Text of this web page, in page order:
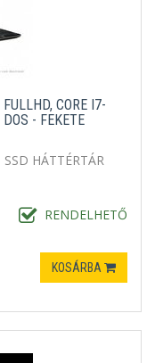
CORE I7-
- FEKETE
SSD HÁTTÉRTÁR
RENDELHETŐ
KOSÁRBA